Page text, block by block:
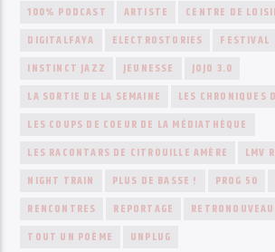
100% PODCAST ARTISTE CENTRE DE
DIGITALFAYA
ELECTROSTORIES FESTIVAL
INSTINCT JAZZ
JEUNESSE
JOJO 3.0
LA SORTIE DE LA SEMAINE
LES CHRONIQUES
LES COUPS DE COEUR DE LA MÉDIATHÈQUE
LES RACONTARS DE CITROUILLE AMÈRE
LMV
NIGHT TRAIN
PLUS DE BASSE ! PROG 50
RENCONTRES
REPORTAGE RETRONOUVEAU
TOUT UN POÈME
UNPLUG